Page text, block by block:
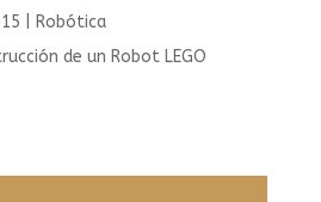
Robótica
de un Robot LEGO